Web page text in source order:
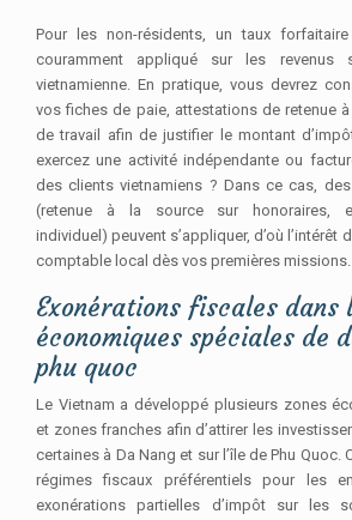
Pour les non-résidents, un taux
couramment appliqué sur les revenus
vietnamienne. En pratique, vous devrez
vos fiches de paie, attestations de retenue
de travail afin de justifier le montant
exercez une activité indépendante ou
des clients vietnamiens ? Dans ce cas,
(retenue à la source sur honoraires,
individuel) peuvent s’appliquer, d’où l’intérêt
comptable local dès vos premières missions.
Exonérations fiscales dans
économiques spéciales de
phu quoc
Le Vietnam a développé plusieurs zones
et zones franches afin d’attirer les
certaines à Da Nang et sur l’île de Phu
régimes fiscaux préférentiels pour les
exonérations partielles d’impôt sur les